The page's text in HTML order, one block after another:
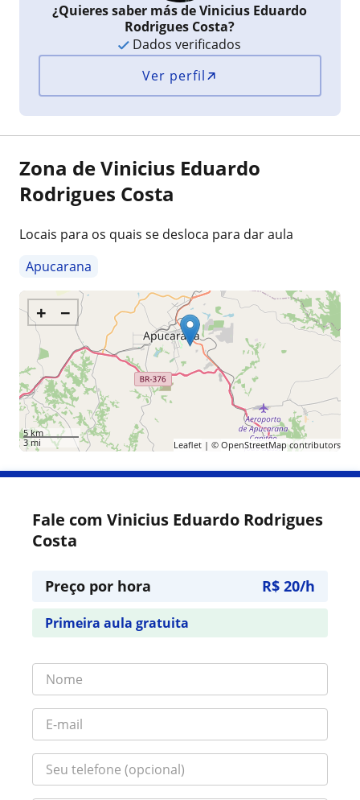
¿Quieres saber más de Vinicius Eduardo
Rodrigues Costa?
Dados verificados
Ver perfil
Zona de Vinicius Eduardo
Rodrigues Costa
Locais para os quais se desloca para dar aula
Apucarana
+ −
5 km
3 mi
Leaflet| © OpenStreetMap contributors
Fale com Vinicius Eduardo Rodrigues
Costa
Preço por hora R$ 20/h
Primeira aula gratuita